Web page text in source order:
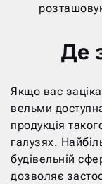
Де
Якщо вас
вельми
продукція
галузях.
будівельній
дозволяє